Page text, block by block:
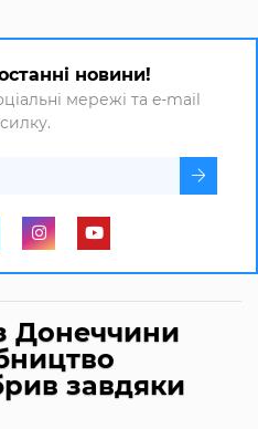
новини!
мережі та e-mail
Донеччини
завдяки